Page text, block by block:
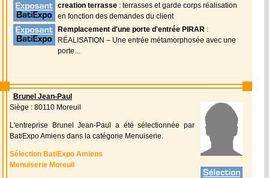
creation terrasse : terrasses et garde corps réalisation
en fonction des demandes du client
Remplacement d'une porte d'entrée PIRAR :
RÉALISATION – Une entrée métamorphosée avec une
porte...
Brunel Jean-Paul
Siège : 80110 Moreuil
L'entreprise Brunel Jean-Paul a été sélectionnée par
BatiExpo Amiens dans la catégorie Menuiserie.
Sélection BatiExpo Amiens
Menuiserie Moreuil